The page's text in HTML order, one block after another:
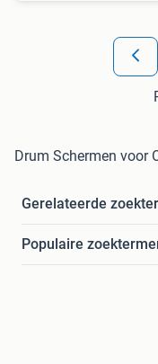
Drum Schermen voor
Gerelateerde
Populaire